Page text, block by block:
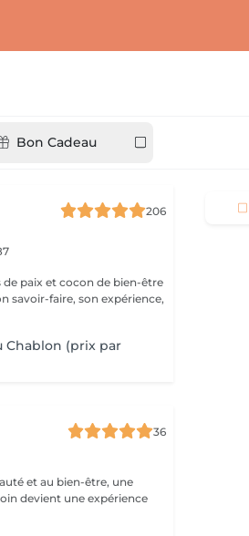
Bon Cadeau
206
de paix et cocon de bien-être
savoir-faire, son expérience,
Chablon (prix par
36
et au bien-être, une
devient une expérience